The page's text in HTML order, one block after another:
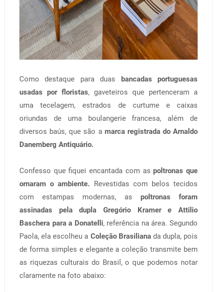
Como destaque para duas bancadas portuguesas
usadas por floristas, gaveteiros que pertenceram a
uma tecelagem, estrados de curtume e caixas
oriundas de uma boulangerie francesa, além de
diversos baús, que são a marca registrada do Arnaldo
Danemberg Antiquário.
Confesso que fiquei encantada com aspoltronas que
ornaram o ambiente. Revestidas com belos tecidos
com estampas modernas, as poltronas foram
assinadas pela dupla Gregório Kramer e Attilio
Baschera para a Donatelli, referência na área. Segundo
Paola, ela escolheu a Coleção Brasilianada dupla, pois
de forma simples e elegante a coleção transmite bem
as riquezas culturais do Brasil, o que podemos notar
claramente na foto abaixo: